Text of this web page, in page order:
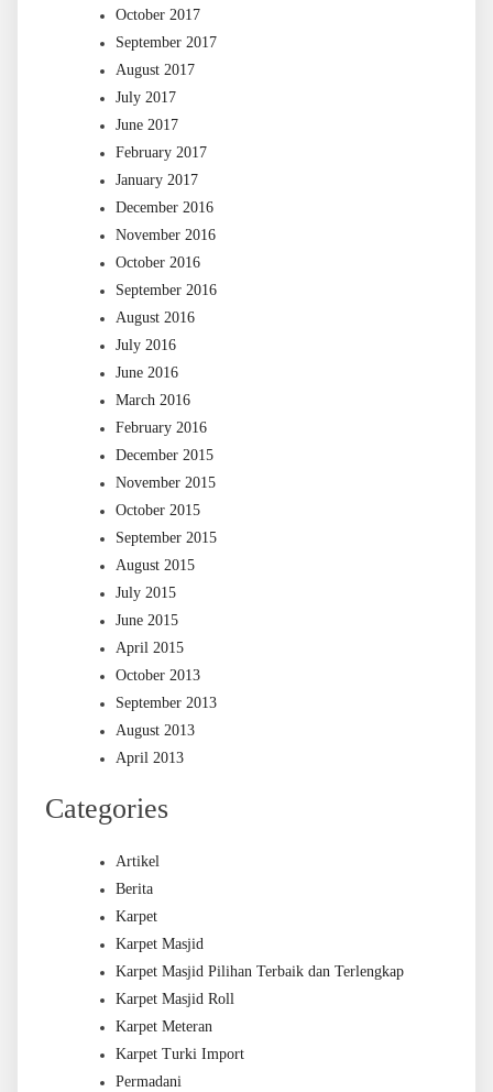
October 2017
September 2017
August 2017
July 2017
June 2017
February 2017
January 2017
December 2016
November 2016
October 2016
September 2016
August 2016
July 2016
June 2016
March 2016
February 2016
December 2015
November 2015
October 2015
September 2015
August 2015
July 2015
June 2015
April 2015
October 2013
September 2013
August 2013
April 2013
Categories
Artikel
Berita
Karpet
Karpet Masjid
Karpet Masjid Pilihan Terbaik dan Terlengkap
Karpet Masjid Roll
Karpet Meteran
Karpet Turki Import
Permadani